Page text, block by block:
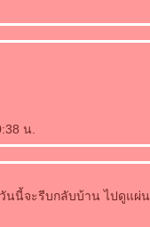
น.
วันนี้จะรีบกลับบ้าน ไปดูแผ่น